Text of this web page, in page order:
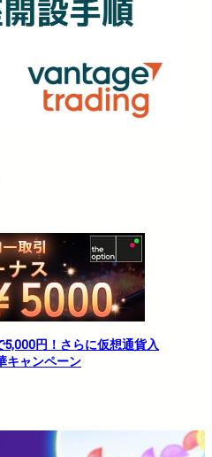
円！さらに仮想通貨入
キャンペーン